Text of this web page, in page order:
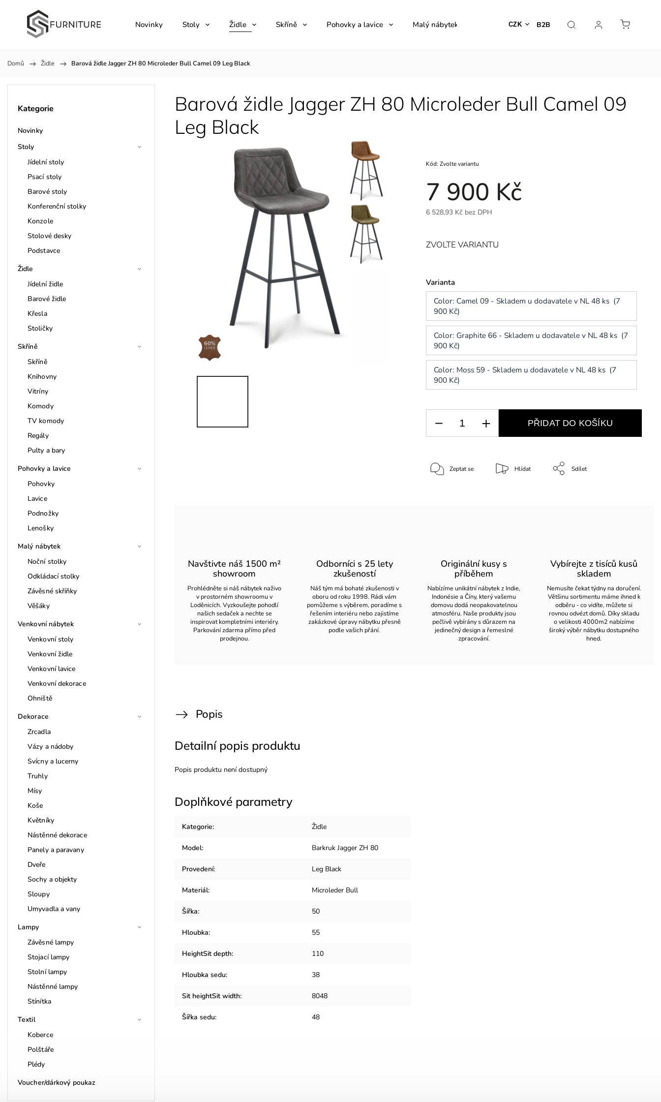
B2B
CZK
Novinky Stoly Židle Skříně Pohovky a lavice Malý nábytek Venkovní nábytek Dekorace
Domů / Židle / Barová židle Jagger ZH 80 Microleder Bull Camel 09 Leg Black
Kategorie
Novinky
Stoly
Jídelní stoly
Psací stoly
Barové stoly
Konferenční stolky
Konzole
Stolové desky
Podstavce
Židle
Jídelní židle
Barové židle
Křesla
Stoličky
Skříně
Skříně
Knihovny
Vitríny
Komody
TV komody
Regály
Pulty a bary
Pohovky a lavice
Pohovky
Lavice
Podnožky
Lenošky
Malý nábytek
Noční stolky
Odkládací stolky
Závěsné skříňky
Věšáky
Venkovní nábytek
Venkovní stoly
Venkovní židle
Venkovní lavice
Venkovní dekorace
Ohniště
Dekorace
Zrcadla
Vázy a nádoby
Svícny a lucerny
Truhly
Mísy
Koše
Květníky
Nástěnné dekorace
Panely a paravany
Dveře
Sochy a objekty
Sloupy
Umyvadla a vany
Lampy
Závěsné lampy
Stojací lampy
Stolní lampy
Nástěnné lampy
Stínítka
Textil
Koberce
Polštáře
Plédy
Voucher/dárkový poukaz
Barová židle Jagger ZH 80 Microleder Bull Camel 09
Leg Black
7 900 Kč
6 528,93 Kč bez DPH
Kód: Zvolte variantu
Varianta
Color: Camel 09 - Skladem u dodavatele v NL 48 ks (7
900 Kč)
Color: Graphite 66 - Skladem u dodavatele v NL 48 ks (7
900 Kč)
Color: Moss 59 - Skladem u dodavatele v NL 48 ks (7
900 Kč)
ZVOLTE VARIANTU
PŘIDAT DO KOŠÍKU
Zeptat se Hlídat Sdílet
Navštivte náš 1500 m²
showroom
Prohlédněte si náš nábytek naživo
v prostorném showroomu v
Loděnicích. Vyzkoušejte pohodlí
našich sedaček a nechte se
inspirovat kompletními interiéry.
Parkování zdarma přímo před
prodejnou.
Odborníci s 25 lety
zkušeností
Náš tým má bohaté zkušenosti v
oboru od roku 1998. Rádi vám
pomůžeme s výběrem, poradíme s
řešením interiéru nebo zajistíme
zakázkové úpravy nábytku přesně
podle vašich přání.
Originální kusy s
příběhem
Nabízíme unikátní nábytek z Indie,
Indonésie a Číny, který vašemu
domovu dodá neopakovatelnou
atmosféru. Naše produkty jsou
pečlivě vybírány s důrazem na
jedinečný design a řemeslné
zpracování.
Vybírejte z tisíců kusů
skladem
Nemusíte čekat týdny na doručení.
Většinu sortimentu máme ihned k
odběru - co vidíte, můžete si
rovnou odvézt domů. Díky skladu
o velikosti 4000m2 nabízíme
široký výběr nábytku dostupného
hned.
Popis
Detailní popis produktu
Popis produktu není dostupný
Doplňkové parametry
Kategorie: Židle
Model: Barkruk Jagger ZH 80
Provedení: Leg Black
Materiál: Microleder Bull
Šířka: 50
Hloubka: 55
HeightSit depth: 110
Hloubka sedu: 38
Sit heightSit width: 8048
Šířka sedu: 48